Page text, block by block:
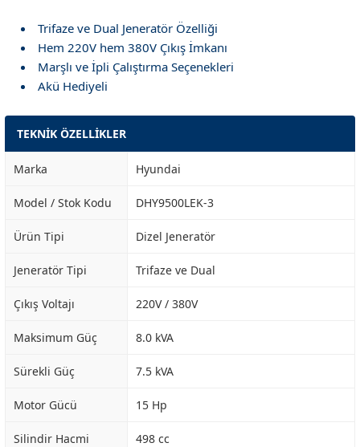
Trifaze ve Dual Jeneratör Özelliği
Hem 220V hem 380V Çıkış İmkanı
Marşlı ve İpli Çalıştırma Seçenekleri
Akü Hediyeli
TEKNİK ÖZELLİKLER
Marka Hyundai
Model / Stok Kodu DHY9500LEK-3
Ürün Tipi Dizel Jeneratör
Jeneratör Tipi Trifaze ve Dual
Çıkış Voltajı 220V / 380V
Maksimum Güç 8.0 kVA
Sürekli Güç 7.5 kVA
Motor Gücü 15 Hp
Silindir Hacmi 498 cc